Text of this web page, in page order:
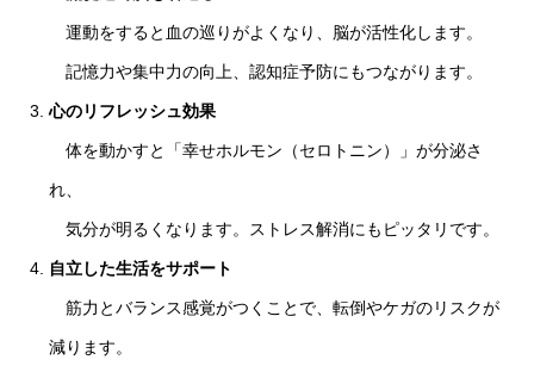
運動をすると血の巡りがよくなり、脳が活性化します。
記憶力や集中力の向上、認知症予防にもつながります。
心のリフレッシュ効果
体を動かすと「幸せホルモン（セロトニン）」が分泌さ
れ、
気分が明るくなります。ストレス解消にもピッタリです。
自立した生活をサポート
筋力とバランス感覚がつくことで、転倒やケガのリスクが
減ります。